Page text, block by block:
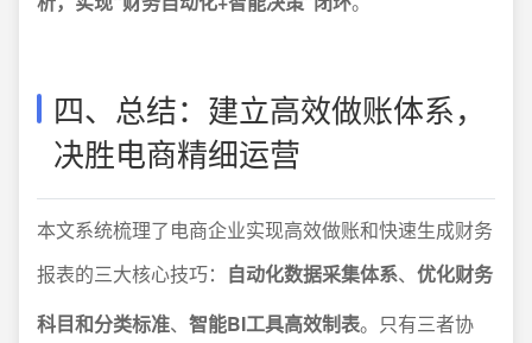
四、总结：建立高效做账体系，
决胜电商精细运营
本文系统梳理了电商企业实现高效做账和快速生成财务
报表的三大核心技巧： 自动化数据采集体系、 优化财务
科目和分类标准、 智能BI工具高效制表。只有三者协